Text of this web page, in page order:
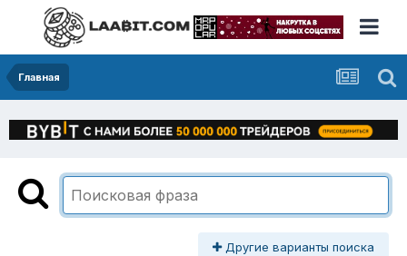
Главная
Другие варианты поиска